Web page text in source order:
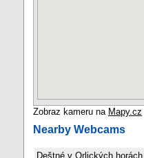
Zobraz kameru na Mapy.cz
Nearby Webcams
Deštné v Orlických horách